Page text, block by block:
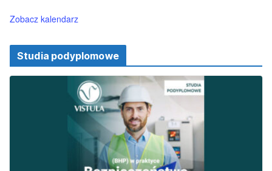
Zobacz kalendarz
Studia podyplomowe